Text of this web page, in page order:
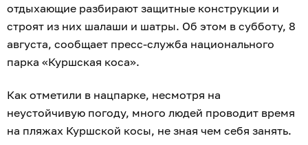
отдыхающие разбирают защитные конструкции и
строят из них шалаши и шатры. Об этом в субботу, 8
августа, сообщает пресс-служба национального
парка «Куршская коса».
Как отметили в нацпарке, несмотря на
неустойчивую погоду, много людей проводит время
на пляжах Куршской косы, не зная чем себя занять.